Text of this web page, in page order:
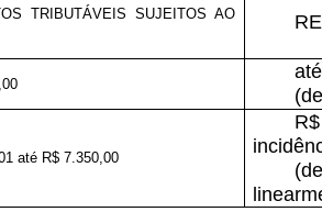
TRIBUTÁVEIS SUJEITOS AO
até R$ 7.350,00